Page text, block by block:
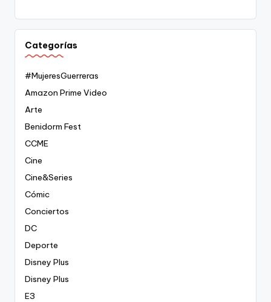
Categorías
#MujeresGuerreras
Amazon Prime Video
Arte
Benidorm Fest
CCME
Cine
Cine&Series
Cómic
Conciertos
DC
Deporte
Disney Plus
Disney Plus
E3